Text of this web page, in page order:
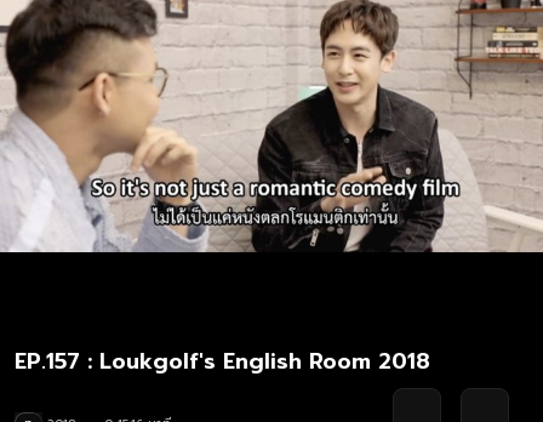
EP.157 : Loukgolf's English Room 2018